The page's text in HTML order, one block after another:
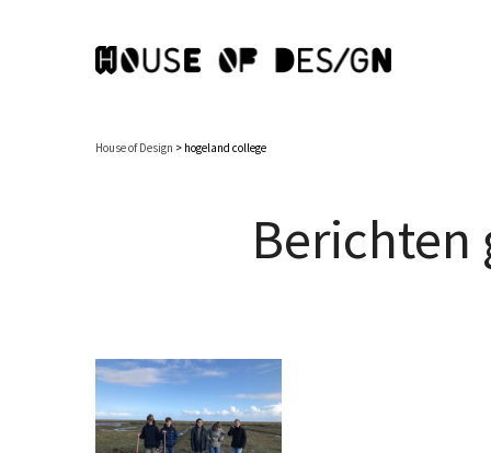
House of Design > hogeland college
Berichten